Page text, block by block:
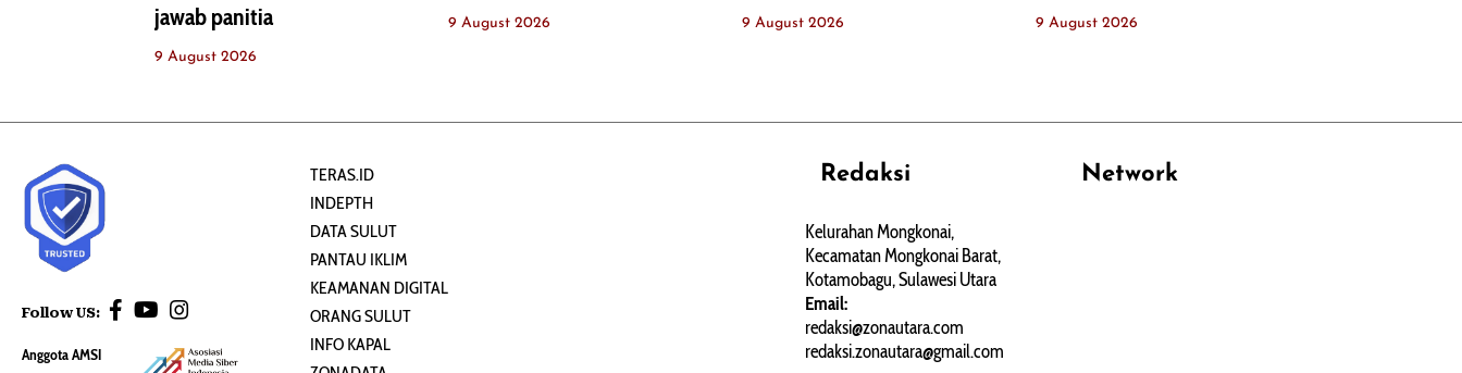
jawab panitia
9 August 2026
9 August 2026 9 August 2026 9 August 2026
Follow US:
Anggota AMSI
TERAS.ID
INDEPTH
DATA SULUT
PANTAU IKLIM
KEAMANAN DIGITAL
ORANG SULUT
INFO KAPAL
Redaksi
Kelurahan Mongkonai,
Kecamatan Mongkonai Barat,
Kotamobagu, Sulawesi Utara
Email:
redaksi@zonautara.com
redaksi.zonautara@gmail.com
Network